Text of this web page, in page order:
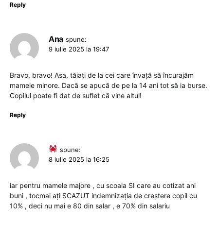
Reply
Ana spune:
9 iulie 2025 la 19:47
Bravo, bravo! Asa, tăiați de la cei care învață să încurajăm
mamele minore. Dacă se apucă de pe la 14 ani tot să ia burse.
Copilul poate fi dat de suflet că vine altul!
Reply
spune:
8 iulie 2025 la 16:25
iar pentru mamele majore , cu scoala SI care au cotizat ani
buni , tocmai ați SCAZUT indemnizația de creștere copil cu
10% , deci nu mai e 80 din salar , e 70% din salariu